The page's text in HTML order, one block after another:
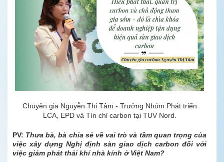
Chuyên gia Nguyễn Thị Tâm - Trưởng Nhóm Phát triển
LCA, EPD và Tín chỉ carbon tại TUV Nord.
PV: Thưa bà, bà chia sẻ về vai trò và tầm quan trọng của
việc xây dựng Nghị định sàn giao dịch carbon đối với
việc giảm phát thải khí nhà kính ở Việt Nam?